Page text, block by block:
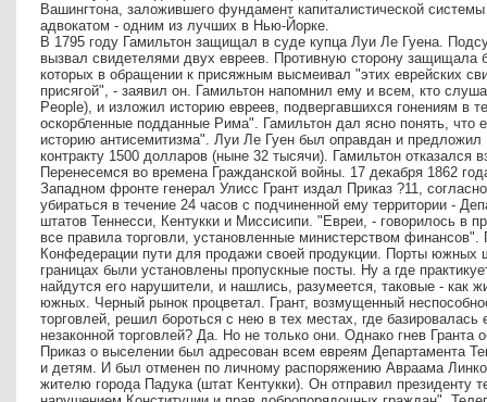
Вашингтона, заложившего фундамент капиталистической
адвокатом - одним из лучших в Нью-Йорке.
В 1795 году Гамильтон защищал в суде купца Луи Ле Гуена.
вызвал свидетелями двух евреев. Противную сторону защищала
которых в обращении к присяжным высмеивал "этих еврейских
присягой", - заявил он. Гамильтон напомнил ему и всем, кто
People), и изложил историю евреев, подвергавшихся гонениям в
оскорбленные подданные Рима". Гамильтон дал ясно понять, что
историю антисемитизма". Луи Ле Гуен был оправдан и
контракту 1500 долларов (ныне 32 тысячи). Гамильтон отказался
Перенесемся во времена Гражданской войны. 17 декабря 1862
Западном фронте генерал Улисс Грант издал Приказ ?11,
убираться в течение 24 часов с подчиненной ему территории -
штатов Теннесси, Кентукки и Миссисипи. "Евреи, - говорилось в
все правила торговли, установленные министерством
Конфедерации пути для продажи своей продукции. Порты южных
границах были установлены пропускные посты. Ну а где
найдутся его нарушители, и нашлись, разумеется, таковые - как
южных. Черный рынок процветал. Грант, возмущенный
торговлей, решил бороться с нею в тех местах, где
незаконной торговлей? Да. Но не только они. Однако гнев
Приказ о выселении был адресован всем евреям Департамента
и детям. И был отменен по личному распоряжению Авраама
жителю города Падука (штат Кентукки). Он отправил президенту